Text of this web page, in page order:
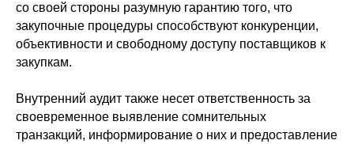
со своей стороны разумную гарантию того, что
закупочные процедуры способствуют конкуренции,
объективности и свободному доступу поставщиков к
закупкам.
Внутренний аудит также несет ответственность за
своевременное выявление сомнительных
транзакций, информирование о них и предоставление